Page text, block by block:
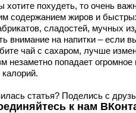
хотите похудеть, то очень
содержанием жиров и
сладостей, мучных
внимание на напитки – если
чай с сахаром, лучше
незаметно попадает
статья? Поделись с
к нам